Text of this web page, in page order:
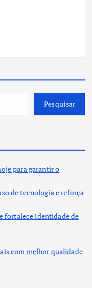
Pesquisar
para garantir o
de tecnologia e reforça
fortalece identidade de
com melhor qualidade